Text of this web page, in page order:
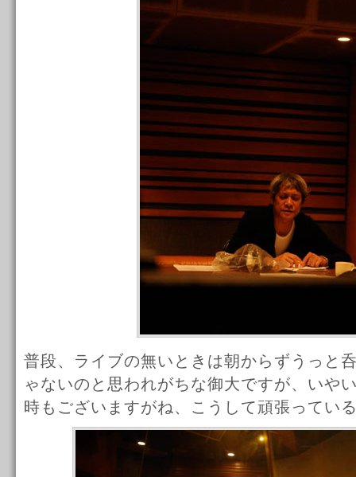
普段、ライブの無いときは朝からずうっと
ゃないのと思われがちな御大ですが、いや
時もございますがね、こうして頑張ってい